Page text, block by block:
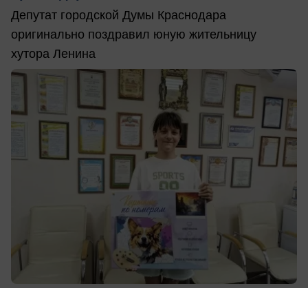
Депутат городской Думы Краснодара
оригинально поздравил юную жительницу
хутора Ленина